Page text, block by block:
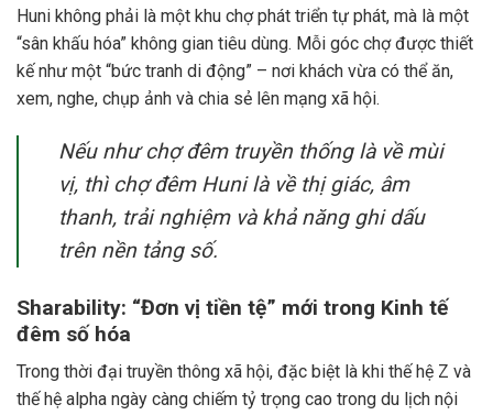
Huni không phải là một khu chợ phát triển tự phát, mà là một
“sân khấu hóa” không gian tiêu dùng. Mỗi góc chợ được thiết
kế như một “bức tranh di động” – nơi khách vừa có thể ăn,
xem, nghe, chụp ảnh và chia sẻ lên mạng xã hội.
Nếu như chợ đêm truyền thống là về mùi
vị, thì chợ đêm Huni là về thị giác, âm
thanh, trải nghiệm và khả năng ghi dấu
trên nền tảng số.
Sharability: “Đơn vị tiền tệ” mới trong Kinh tế
đêm số hóa
Trong thời đại truyền thông xã hội, đặc biệt là khi thế hệ Z và
thế hệ alpha ngày càng chiếm tỷ trọng cao trong du lịch nội